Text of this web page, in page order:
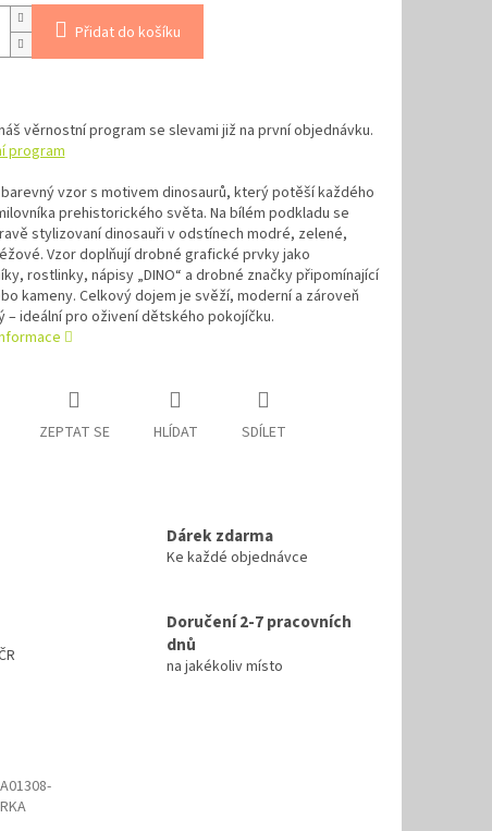
Přidat do košíku
věrnostní program se slevami již na první objednávku.
program
vzor s motivem dinosaurů, který potěší každého
prehistorického světa. Na bílém podkladu se
stylizovaní dinosauři v odstínech modré, zelené,
Vzor doplňují drobné grafické prvky jako
rostlinky, nápisy „DINO“ a drobné značky připomínající
kameny. Celkový dojem je svěží, moderní a zároveň
– ideální pro oživení dětského pokojíčku.
ZEPTAT SE HLÍDAT SDÍLET
Dárek zdarma
Ke každé objednávce
Doručení 2-7 pracovních
dnů
na jakékoliv místo